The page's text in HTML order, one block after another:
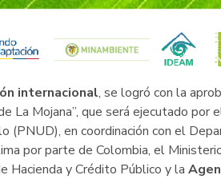
internacional, se logró con la
La Mojana”, que será ejecutado
(PNUD), en coordinación con el
por parte de Colombia, el
Hacienda y Crédito Público y la